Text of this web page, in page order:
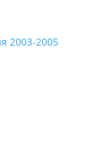
2003-2005